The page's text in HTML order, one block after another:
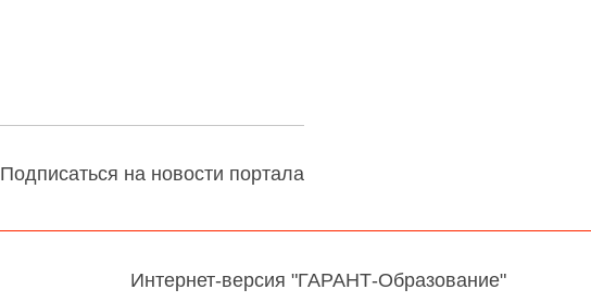
Подписаться на новости портала
Интернет-версия "ГАРАНТ-Образование"